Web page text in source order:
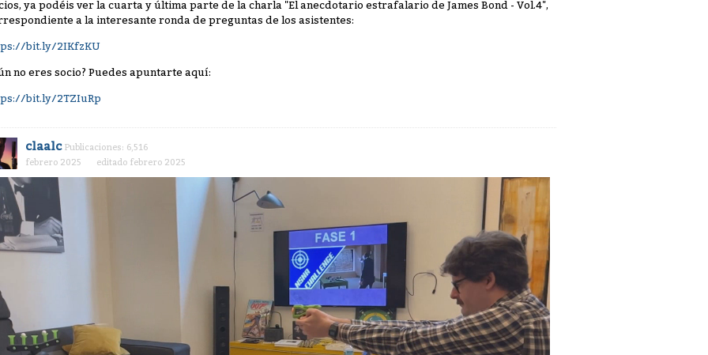
ya podéis ver la cuarta y última parte de la charla "El anecdotario estrafalario de James Bond - Vol.4",
a la interesante ronda de preguntas de los asistentes:
bit.ly/2IKfzKU
no eres socio? Puedes apuntarte aquí:
bit.ly/2TZIuRp
claalc Publicaciones: 6,516
febrero 2025
editado febrero 2025